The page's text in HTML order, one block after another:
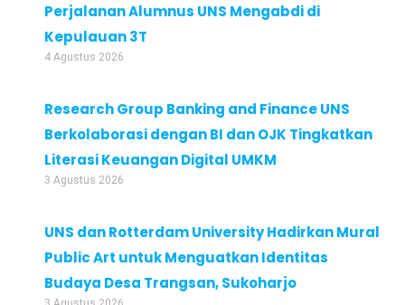
Perjalanan Alumnus UNS Mengabdi di
Kepulauan 3T
4 Agustus 2026
Research Group Banking and Finance UNS
Berkolaborasi dengan BI dan OJK Tingkatkan
Literasi Keuangan Digital UMKM
3 Agustus 2026
UNS dan Rotterdam University Hadirkan Mural
Public Art untuk Menguatkan Identitas
Budaya Desa Trangsan, Sukoharjo